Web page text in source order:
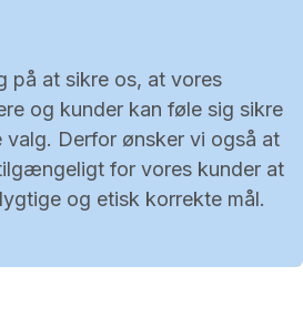
på at sikre os, at vores
og kunder kan føle sig sikre
Derfor ønsker vi også at
for vores kunder at
og etisk korrekte mål.